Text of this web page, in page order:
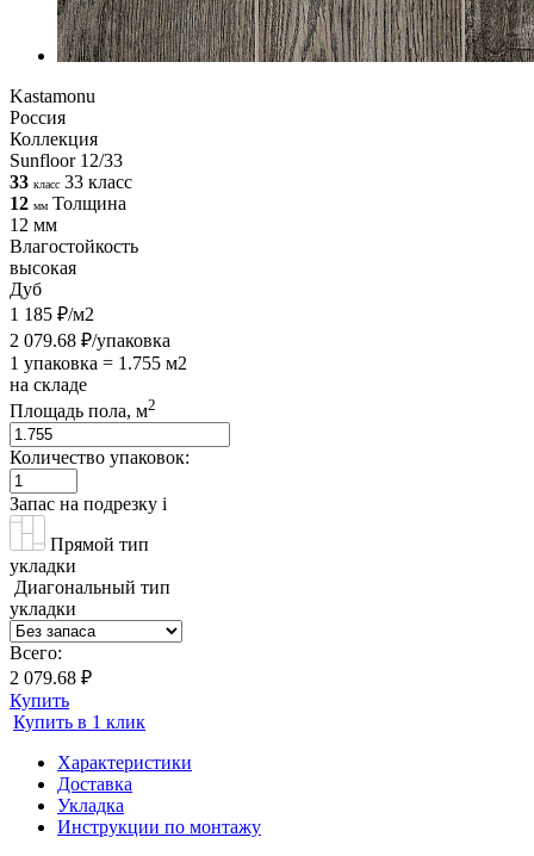
Kastamonu
Россия
Коллекция
Sunfloor 12/33
33 класс 33 класс
12 мм Толщина
12 мм
Влагостойкость
высокая
Дуб
1 185 ₽/м2
2 079.68 ₽/упаковка
1 упаковка = 1.755 м2
на складе
Площадь пола, м2
Количество упаковок:
Запас на подрезку i
Прямой тип
укладки
Диагональный тип
укладки
Всего:
2 079.68 ₽
Купить
Купить в 1 клик
Характеристики
Доставка
Укладка
Инструкции по монтажу